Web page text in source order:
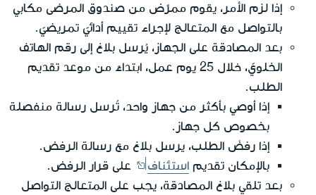
إذا لزم الأمر، يقوم ممرّض من صندوق المرضى مكابي
بالتواصل مع المتعالج لإجراء تقييم أدائيّ تمريضيّ.
بعد المصادقة على الجهاز، يُرسل بلاغ إلى رقم الهاتف
الخلويّ، خلال 25 يوم عمل، ابتداءً من موعد تقديم
الطلب.
إذا أوصي بأكثر من جهاز واحد، تُرسل رسالة منفصلة
بخصوص كل جهاز.
إذا رفضَ الطلب، يرسل بلاغ مع رسالة الرفض.
بالإمكان تقديم استئناف
على قرار الرفض.
بعد تلقي بلاغ المصادقة، يجب على المتعالج التواصل